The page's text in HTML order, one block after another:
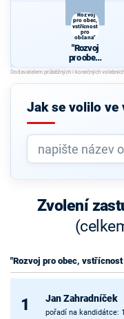
"Rozvoj
pro obec,
vstřícnost
pro
občana"
"Rozvoj
pro obec,
vstřícnost
pro
občana"
Jak se volilo ve
Zvolení
"Rozvoj pro obec, vstřícnost
1 Jan Zahradníček
pořadí na kandidátce: 1